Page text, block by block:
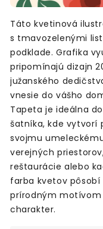
Táto kvetinová
s tmavozelenými
podklade. Grafika
pripomínajú dizajn
južanského
vnesie do vášho
Tapeta je ideálna
šatníka, kde vytvorí
svojmu
verejných
reštaurácie alebo
farba kvetov
prírodným motívom
charakter.